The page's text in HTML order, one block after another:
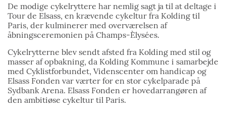
De modige cykelryttere har nemlig sagt ja til at deltage i
Tour de Elsass, en krævende cykeltur fra Kolding til
Paris, der kulminerer med overværelsen af
åbningsceremonien på Champs-Èlysées.
Cykelrytterne blev sendt afsted fra Kolding med stil og
masser af opbakning, da Kolding Kommune i samarbejde
med Cyklistforbundet, Videnscenter om handicap og
Elsass Fonden var værter for en stor cykelparade på
Sydbank Arena. Elsass Fonden er hovedarrangøren af
den ambitiøse cykeltur til Paris.